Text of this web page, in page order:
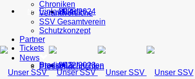
U14
U13
2023/2024
2022/2023
Einlaufkinder
Stadion
NEWS
Pressenachrichten
Chroniken
Verantwortliche
SSV Gesamtverein
Schutzkonzept
Partner
Tickets
News
Pressenachrichten